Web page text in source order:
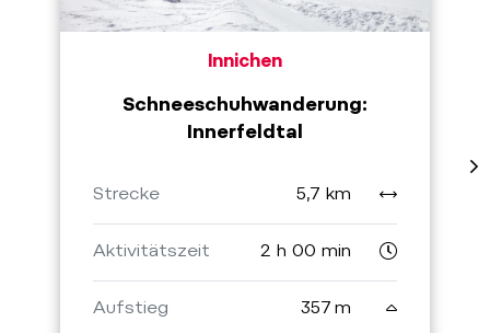
Innichen
Schneeschuhwanderung:
Innerfeldtal
Strecke 5,7 km
Aktivitätszeit 2 h 00 min
Aufstieg 357 m